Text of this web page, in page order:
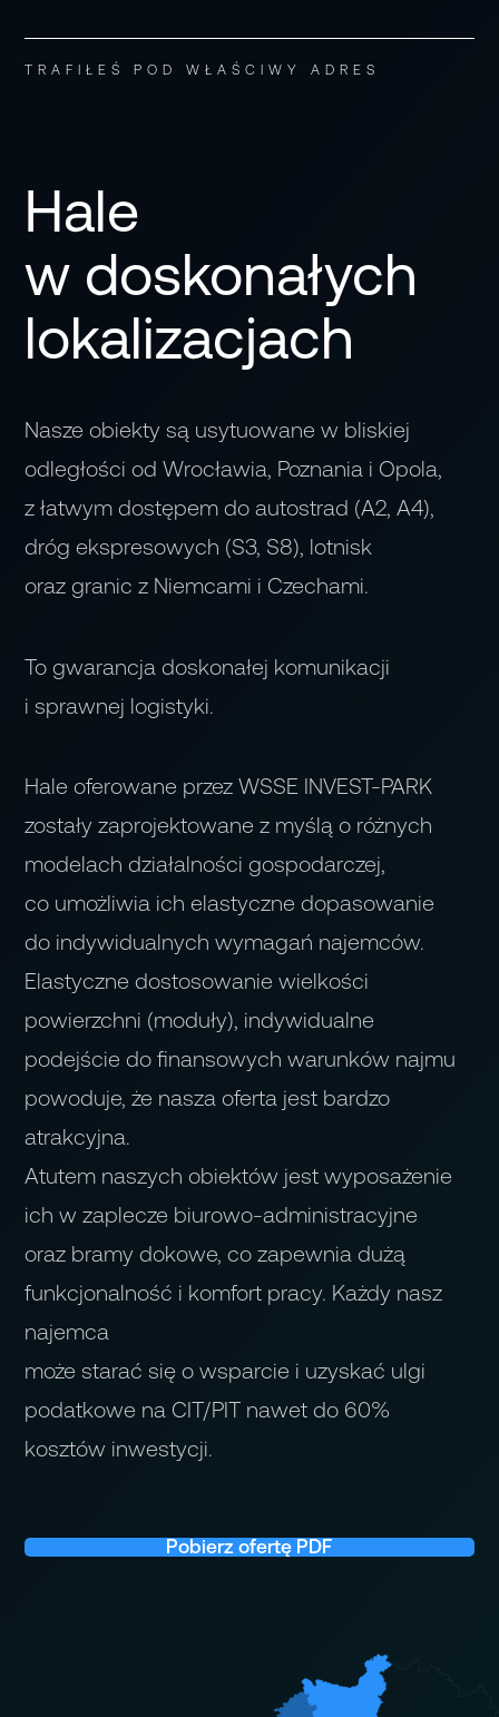
TRAFIŁEŚ POD WŁAŚCIWY ADRES
Hale
w doskonałych
lokalizacjach
Nasze obiekty są usytuowane w bliskiej
odległości od Wrocławia, Poznania i Opola,
z łatwym dostępem do autostrad (A2, A4),
dróg ekspresowych (S3, S8), lotnisk
oraz granic z Niemcami i Czechami.
To gwarancja doskonałej komunikacji
i sprawnej logistyki.
Hale oferowane przez WSSE INVEST-PARK
zostały zaprojektowane z myślą o różnych
modelach działalności gospodarczej,
co umożliwia ich elastyczne dopasowanie
do indywidualnych wymagań najemców.
Elastyczne dostosowanie wielkości
powierzchni (moduły), indywidualne
podejście do finansowych warunków najmu
powoduje, że nasza oferta jest bardzo
atrakcyjna.
Atutem naszych obiektów jest wyposażenie
ich w zaplecze biurowo-administracyjne
oraz bramy dokowe, co zapewnia dużą
funkcjonalność i komfort pracy. Każdy nasz
najemca
może starać się o wsparcie i uzyskać ulgi
podatkowe na CIT/PIT nawet do 60%
kosztów inwestycji.
Pobierz ofertę PDF